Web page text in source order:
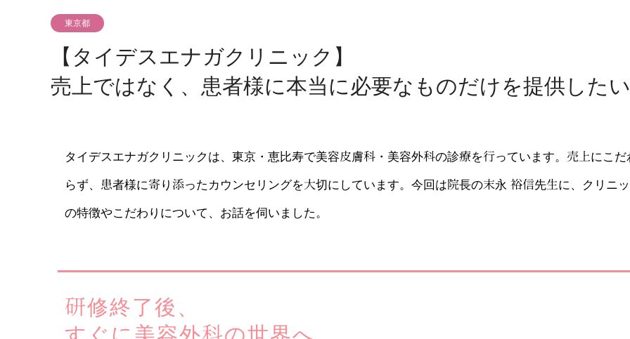
東京都
【タイデスエナガクリニック】
売上ではなく、患者様に本当に必要なものだけを提供したい
タイデスエナガクリニックは、東京・恵比寿で美容皮膚科・美容外科の診療を行っています。売上にこだ
らず、患者様に寄り添ったカウンセリングを大切にしています。今回は院長の末永 裕信先生に、クリニ
の特徴やこだわりについて、お話を伺いました。
研修終了後、
すぐに美容外科の世界へ